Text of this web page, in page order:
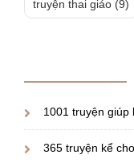
truyện thai giáo (9)
1001 truyện giúp
365 truyện kể